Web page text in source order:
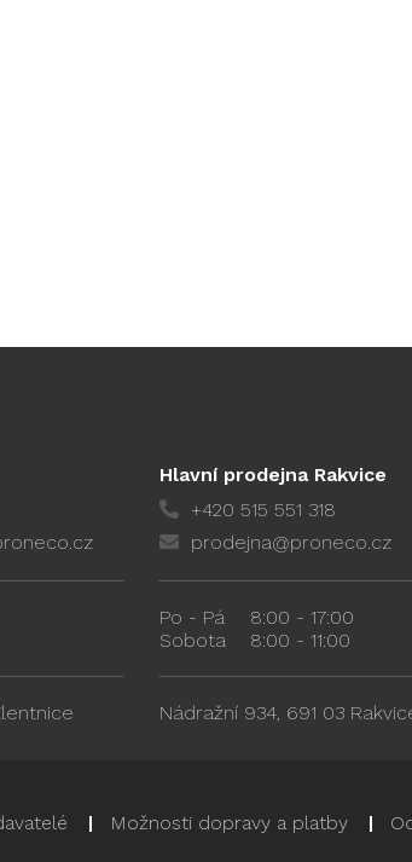
Hlavní prodejna Rakvice
+420 515 551 318
prodejna@proneco.cz
Po - Pá
8:00 - 17:00
Sobota
8:00 - 11:00
Nádražní 934, 691 03
Možnosti dopravy a platby